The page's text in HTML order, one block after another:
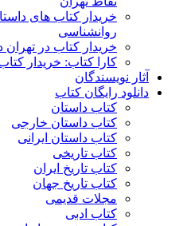
خریدار کتاب های
روانشناسی
خریدار کتاب در
کارا کتاب: خریدار
آثار نویسندگان
دانلود رایگان کتاب
کتاب داستان
کتاب داستان خارجی
کتاب داستان ایرانی
کتاب تاریخی
کتاب تاریخ ایران
کتاب تاریخ جهان
مجلات قدیمی
کتاب ادبی